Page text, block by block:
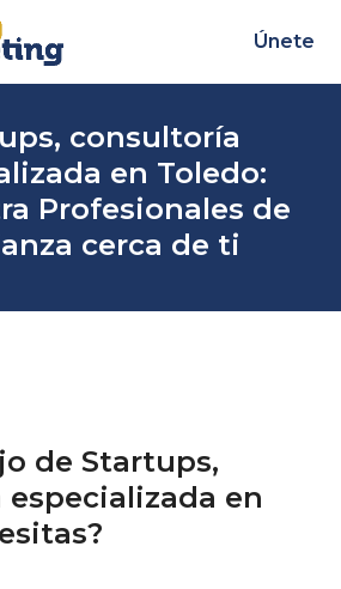
Únete
consultoría
en Toledo:
Profesionales de
cerca de ti
de Startups,
en